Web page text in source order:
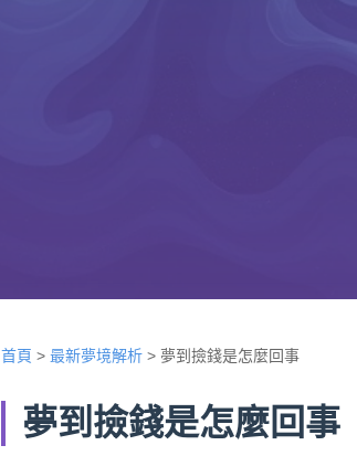
首頁 > 最新夢境解析 > 夢到撿錢是怎麼回事
夢到撿錢是怎麼回事